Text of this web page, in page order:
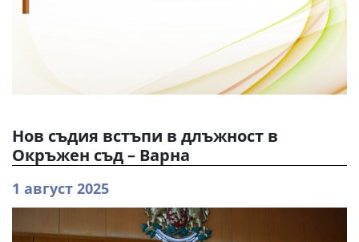
Нов съдия встъпи в длъжност в
Окръжен съд – Варна
1 август 2025